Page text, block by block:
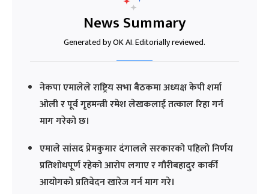
News Summary
Generated by OK AI. Editorially reviewed.
नेकपा एमालेले राष्ट्रिय सभा बैठकमा अध्यक्ष केपी शर्मा
ओली र पूर्व गृहमन्त्री रमेश लेखकलाई तत्काल रिहा गर्न
माग गरेको छ।
एमाले सांसद प्रेमकुमार दंगालले सरकारको पहिलो निर्णय
प्रतिशोधपूर्ण रहेको आरोप लगाए र गौरीबहादुर कार्की
आयोगको प्रतिवेदन खारेज गर्न माग गरे।